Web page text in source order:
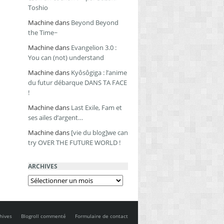
Toshio
Machinedans Beyond Beyond
the Time~
Machinedans Evangelion 3.0 :
You can (not) understand
Machinedans Kyôsôgiga : l’anime
du futur débarque DANS TA FACE
!
Machinedans Last Exile, Fam et
ses ailes d’argent…
Machinedans [vie du blog]we can
try OVER THE FUTURE WORLD !
ARCHIVES
Archives
Blogroll commenté Formulaire de contact